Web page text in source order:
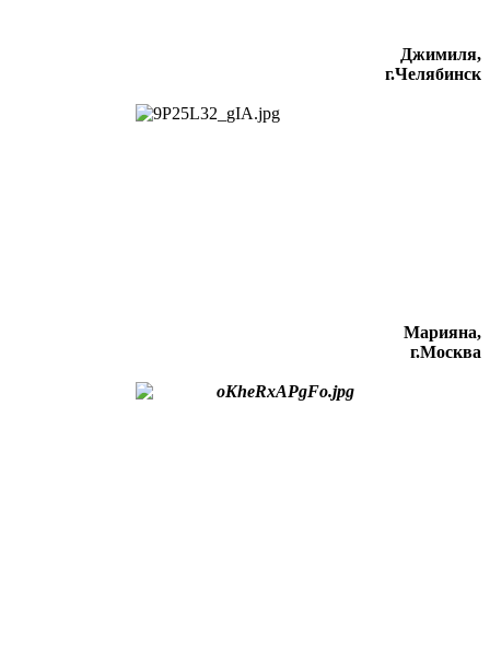
Джимиля,
г.Челябинск
Марияна,
г.Москва